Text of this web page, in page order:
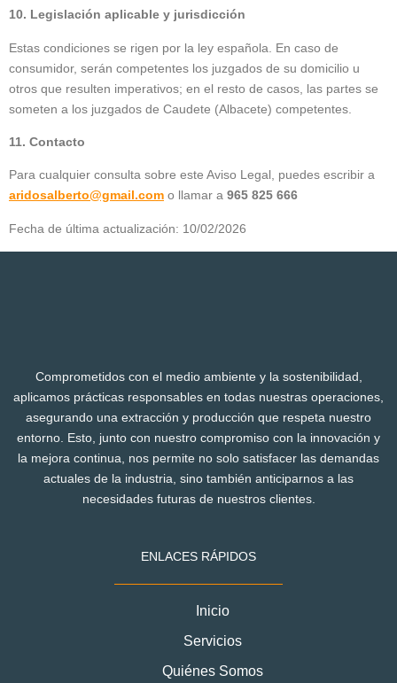
10. Legislación aplicable y jurisdicción
Estas condiciones se rigen por la ley española. En caso de
consumidor, serán competentes los juzgados de su domicilio u
otros que resulten imperativos; en el resto de casos, las partes se
someten a los juzgados de Caudete (Albacete) competentes.
11. Contacto
Para cualquier consulta sobre este Aviso Legal, puedes escribir a
aridosalberto@gmail.com o llamar a 965 825 666
Fecha de última actualización: 10/02/2026
Comprometidos con el medio ambiente y la sostenibilidad,
aplicamos prácticas responsables en todas nuestras operaciones,
asegurando una extracción y producción que respeta nuestro
entorno. Esto, junto con nuestro compromiso con la innovación y
la mejora continua, nos permite no solo satisfacer las demandas
actuales de la industria, sino también anticiparnos a las
necesidades futuras de nuestros clientes.
ENLACES RÁPIDOS
Inicio
Servicios
Quiénes Somos